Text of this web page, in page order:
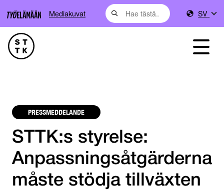
Mediakuvat SV
PRESSMEDDELANDE
STTK:s styrelse:
Anpassningsåtgärderna
måste stödja tillväxten